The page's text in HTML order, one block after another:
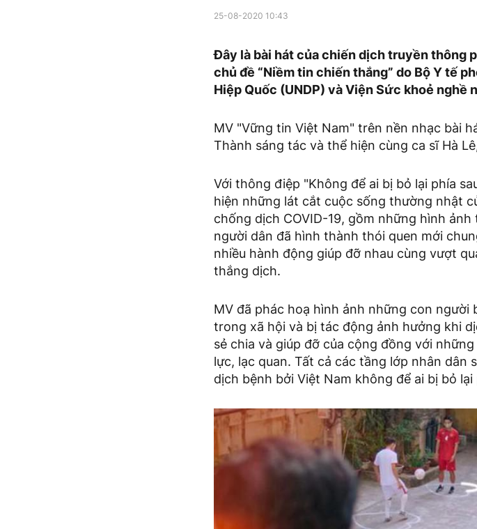
25-08-2020 10:43
Đây là bài hát của chiến dịch truyền thông
chủ đề “Niềm tin chiến thắng” do Bộ Y tế
Hiệp Quốc (UNDP) và Viện Sức khoẻ
MV "Vững tin Việt Nam" trên nền nhạc bài
Thành sáng tác và thể hiện cùng ca sĩ Hà
Với thông điệp "Không để ai bị bỏ lại phía
hiện những lát cắt cuộc sống thường nhật
chống dịch COVID-19, gồm những hình
người dân đã hình thành thói quen mới
nhiều hành động giúp đỡ nhau cùng vượt
thắng dịch.
MV đã phác hoạ hình ảnh những con
trong xã hội và bị tác động ảnh hưởng khi
sẻ chia và giúp đỡ của cộng đồng với
lực, lạc quan. Tất cả các tầng lớp nhân dân
dịch bệnh bởi Việt Nam không để ai bị bỏ lại